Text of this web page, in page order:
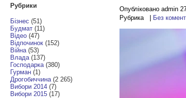
Рубрики
Бізнес (51)
Будмат (11)
Відео (47)
Відпочинок (152)
Війна (53)
Влада (137)
Господарка (380)
Гурман (1)
Дрогобиччина (2 265)
Вибори 2014 (7)
Вибори 2015 (17)
Опубліковано admin
Рубрика |
Без